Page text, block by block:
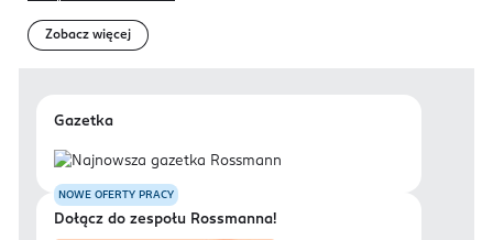
Zobacz więcej
Gazetka
NOWE OFERTY PRACY
Dołącz do zespołu Rossmanna!